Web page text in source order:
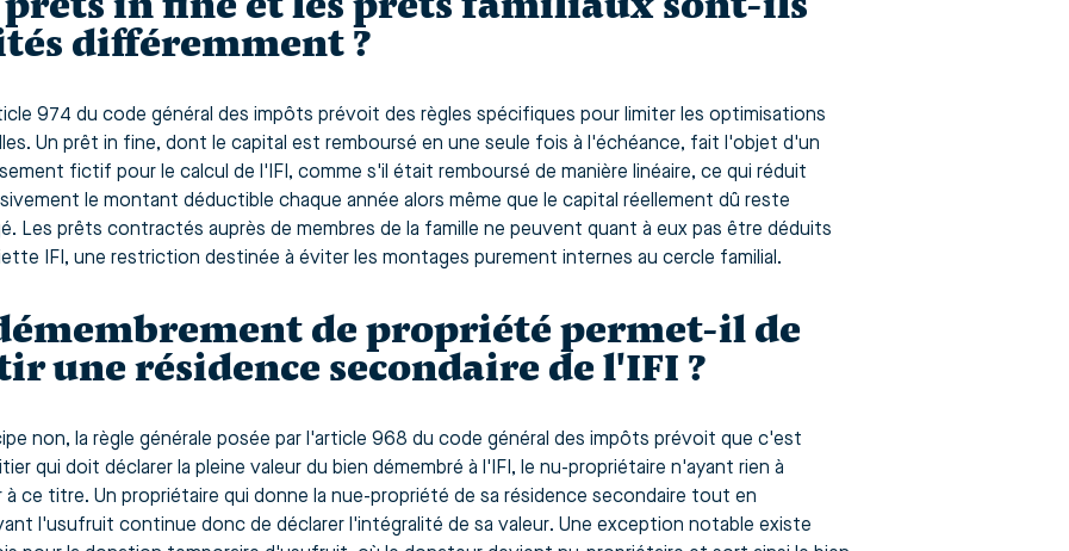
différemment ?
974 du code général des impôts prévoit des règles spécifiques pour limiter les optimisations
Un prêt in fine, dont le capital est remboursé en une seule fois à l'échéance, fait l'objet d'un
fictif pour le calcul de l'IFI, comme s'il était remboursé de manière linéaire, ce qui réduit
le montant déductible chaque année alors même que le capital réellement dû reste
Les prêts contractés auprès de membres de la famille ne peuvent quant à eux pas être déduits
IFI, une restriction destinée à éviter les montages purement internes au cercle familial.
de propriété permet-il de
une résidence secondaire de l'IFI ?
non, la règle générale posée par l'article 968 du code général des impôts prévoit que c'est
qui doit déclarer la pleine valeur du bien démembré à l'IFI, le nu-propriétaire n'ayant rien à
à ce titre. Un propriétaire qui donne la nue-propriété de sa résidence secondaire tout en
l'usufruit continue donc de déclarer l'intégralité de sa valeur. Une exception notable existe